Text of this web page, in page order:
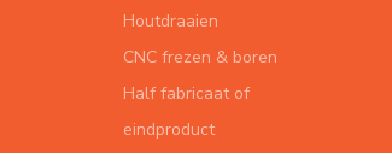
Houtdraaien
CNC frezen & boren
Half fabricaat of
eindproduct